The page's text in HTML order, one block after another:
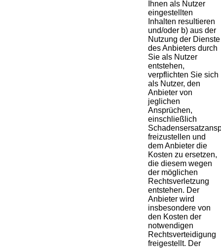
Ihnen als Nutzer
eingestellten
Inhalten resultieren
und/oder b) aus der
Nutzung der Dienste
des Anbieters durch
Sie als Nutzer
entstehen,
verpflichten Sie sich
als Nutzer, den
Anbieter von
jeglichen
Ansprüchen,
einschließlich
freizustellen und
dem Anbieter die
Kosten zu ersetzen,
die diesem wegen
der möglichen
Rechtsverletzung
entstehen. Der
Anbieter wird
insbesondere von
den Kosten der
notwendigen
Rechtsverteidigung
freigestellt. Der